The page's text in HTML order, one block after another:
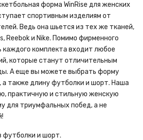
форма WinRise для женских
спортивным изделиям от
Ведь она шьется из тех же тканей,
Reebok и Nike. Помимо фирменного
каждого комплекта входит любое
которые станут отличительным
А еще вы можете выбрать форму
а также длину футболки и шорт. Наша
практичную и стильную женскую
для триумфальных побед, а не
футболки и шорт.